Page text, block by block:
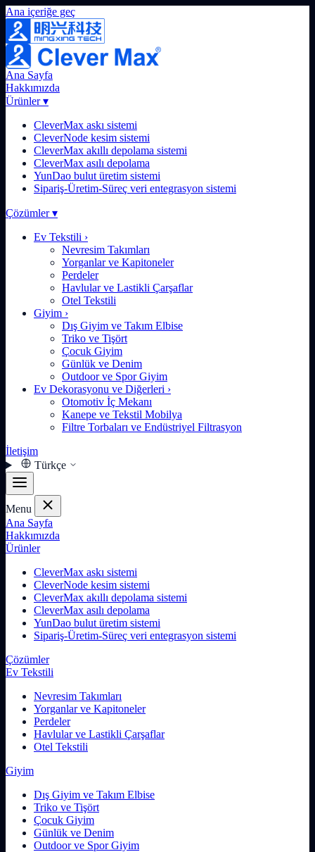
Ana içeriğe geç
Ana Sayfa
Hakkımızda
Ürünler▾
CleverMax askı sistemi
CleverNode kesim sistemi
CleverMax akıllı depolama sistemi
CleverMax asılı depolama
YunDao bulut üretim sistemi
Sipariş-Üretim-Süreç veri entegrasyon sistemi
Çözümler▾
Ev Tekstili ›
Nevresim Takımları
Yorganlar ve Kapitoneler
Perdeler
Havlular ve Lastikli Çarşaflar
Otel Tekstili
Giyim ›
Dış Giyim ve Takım Elbise
Triko ve Tişört
Çocuk Giyim
Günlük ve Denim
Outdoor ve Spor Giyim
Ev Dekorasyonu ve Diğerleri ›
Otomotiv İç Mekanı
Kanepe ve Tekstil Mobilya
Filtre Torbaları ve Endüstriyel Filtrasyon
İletişim
Türkçe
Menu
Ana Sayfa
Hakkımızda
Ürünler
CleverMax askı sistemi
CleverNode kesim sistemi
CleverMax akıllı depolama sistemi
CleverMax asılı depolama
YunDao bulut üretim sistemi
Sipariş-Üretim-Süreç veri entegrasyon sistemi
Çözümler
Ev Tekstili
Nevresim Takımları
Yorganlar ve Kapitoneler
Perdeler
Havlular ve Lastikli Çarşaflar
Otel Tekstili
Giyim
Dış Giyim ve Takım Elbise
Triko ve Tişört
Çocuk Giyim
Günlük ve Denim
Outdoor ve Spor Giyim